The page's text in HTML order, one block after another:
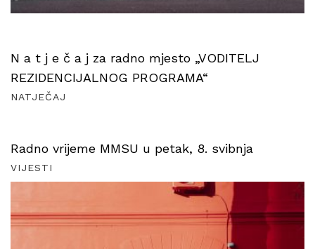
N a t j e č a j za radno mjesto „VODITELJ
REZIDENCIJALNOG PROGRAMA“
NATJEČAJ
Radno vrijeme MMSU u petak, 8. svibnja
VIJESTI